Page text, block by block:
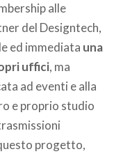
alle
del Designtech,
ed immediata una
uffici, ma
ad eventi e alla
e proprio studio
progetto,